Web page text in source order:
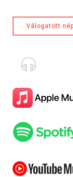
Válogatott